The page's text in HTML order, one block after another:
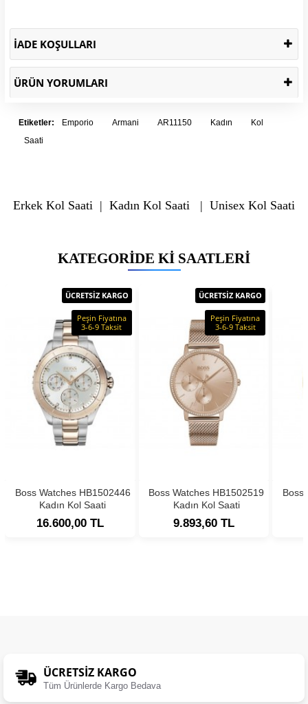
İADE KOŞULLARI
ÜRÜN YORUMLARI
Etiketler: Emporio Armani AR11150 Kadın
Kol
Saati
Erkek Kol Saati | Kadın Kol Saati | Unisex Kol Saati
KATEGORIDE KI SAATLERI
ÜCRETSİZ KARGO
Peşin Fiyatına
3-6-9 Taksit
Boss Watches HB1502446
Kadın Kol Saati
16.600,00 TL
ÜCRETSİZ KARGO
Peşin Fiyatına
3-6-9 Taksit
Boss Watches HB1502519
Kadın Kol Saati
9.893,60 TL
Boss
ÜCRETSIZ KARGO
Tüm Ürünlerde Kargo Bedava